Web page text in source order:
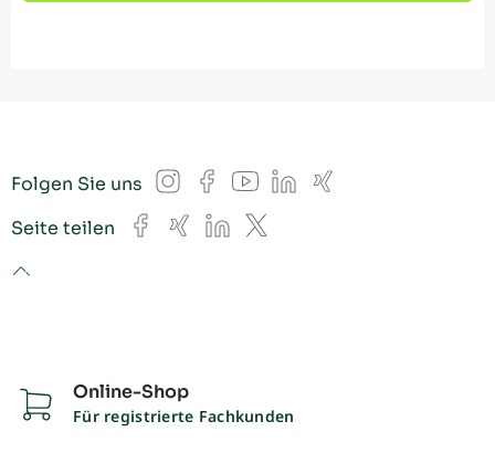
Folgen Sie uns Instagram
Facebook
YouTube
LinkedIn
Xing
Seite teilen Facebook
XingLinkedIn
X
to top
Online-Shop
Für registrierte Fachkunden